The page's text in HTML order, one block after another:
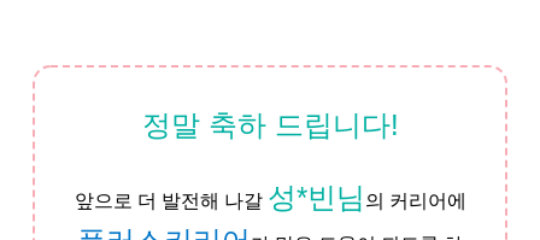
정말 축하 드립니다!
앞으로 더 발전해 나갈 성*빈님 의 커리어에